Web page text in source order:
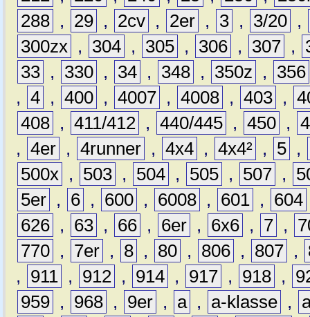
288 , 29 , 2cv , 2er , 3 , 3/20 ,
300zx , 304 , 305 , 306 , 307 ,
33 , 330 , 34 , 348 , 350z ,
356
, 4 , 400 , 4007 , 4008 , 403 ,
408 , 411/412 , 440/445 , 450 ,
, 4er , 4runner , 4x4 , 4x4² , 5 ,
500x , 503 , 504 , 505 , 507 ,
5er , 6 , 600 , 6008 , 601 , 604
626 , 63 , 66 , 6er , 6x6 , 7 ,
770 , 7er , 8 , 80 , 806 , 807 ,
,
911 , 912 , 914 , 917 , 918 ,
959 , 968 , 9er , a , a-klasse ,